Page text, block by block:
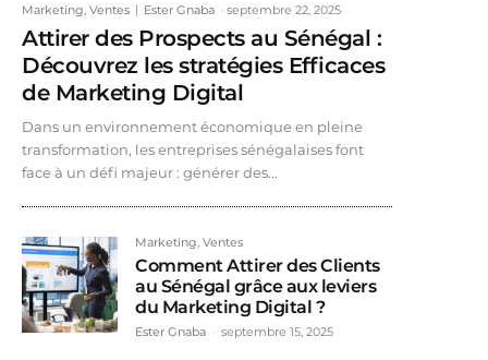
Marketing, Ventes Ester Gnaba septembre 22, 2025
Attirer des Prospects au Sénégal :
Découvrez les stratégies Efficaces
de Marketing Digital
Dans un environnement économique en pleine
transformation, les entreprises sénégalaises font
face à un défi majeur : générer des...
Marketing, Ventes
Comment Attirer des Clients
au Sénégal grâce aux leviers
du Marketing Digital ?
Ester Gnaba septembre 15, 2025